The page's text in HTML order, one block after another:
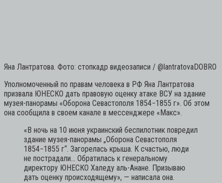
Яна Лантратова. Фото: стопкадр видеозаписи / @lantratovaDOBRO
Уполномоченный по правам человека в РФ Яна Лантратова
призвала ЮНЕСКО дать правовую оценку атаке ВСУ на здание
музея-панорамы «Оборона Севастополя 1854−1855 г». Об этом
она сообщила в своем канале в мессенджере «Макс».
«В ночь на 10 июня украинский беспилотник повредил
здание музея-панорамы „Оборона Севастополя
1854−1855 г“. Загорелась крыша. К счастью, люди
не пострадали… Обратилась к генеральному
директору ЮНЕСКО Халеду аль-Анане. Призываю
дать оценку происходящему», — написала она.